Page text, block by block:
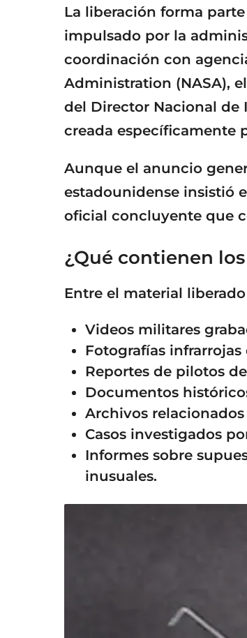
La liberación forma
impulsado por la
coordinación con
Administration (NASA),
del Director Nacional de
creada específicamente
Aunque el anuncio
estadounidense insistió
oficial concluyente que
¿Qué contienen
Entre el material
Videos militares
Fotografías
Reportes de pilotos
Documentos
Archivos
Casos investigados
Informes sobre
inusuales.